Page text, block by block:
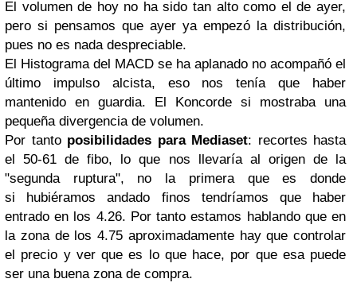
El volumen de hoy no ha sido tan alto como el de ayer,
pero si pensamos que ayer ya empezó la distribución,
pues no es nada despreciable.
El Histograma del MACD se ha aplanado no acompañó el
último impulso alcista, eso nos tenía que haber
mantenido en guardia. El Koncorde si mostraba una
pequeña divergencia de volumen.
Por tantoposibilidades para Mediaset: recortes hasta
el 50-61 de fibo, lo que nos llevaría al origen de la
"segunda ruptura", no la primera que es donde
si hubiéramos andado finos tendríamos que haber
entrado en los 4.26. Por tanto estamos hablando que en
la zona de los 4.75 aproximadamente hay que controlar
el precio y ver que es lo que hace, por que esa puede
ser una buena zona de compra.